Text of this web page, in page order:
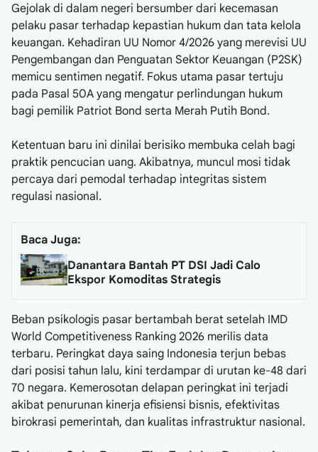
Gejolak di dalam negeri bersumber dari kecemasan
pelaku pasar terhadap kepastian hukum dan tata kelola
keuangan. Kehadiran UU Nomor 4/2026 yang merevisi UU
Pengembangan dan Penguatan Sektor Keuangan (P2SK)
memicu sentimen negatif. Fokus utama pasar tertuju
pada Pasal 50A yang mengatur perlindungan hukum
bagi pemilik Patriot Bond serta Merah Putih Bond.
Ketentuan baru ini dinilai berisiko membuka celah bagi
praktik pencucian uang. Akibatnya, muncul mosi tidak
percaya dari pemodal terhadap integritas sistem
regulasi nasional.
Baca Juga:
Danantara Bantah PT DSI Jadi Calo
Ekspor Komoditas Strategis
Beban psikologis pasar bertambah berat setelah IMD
World Competitiveness Ranking 2026 merilis data
terbaru. Peringkat daya saing Indonesia terjun bebas
dari posisi tahun lalu, kini terdampar di urutan ke-48 dari
70 negara. Kemerosotan delapan peringkat ini terjadi
akibat penurunan kinerja efisiensi bisnis, efektivitas
birokrasi pemerintah, dan kualitas infrastruktur nasional.